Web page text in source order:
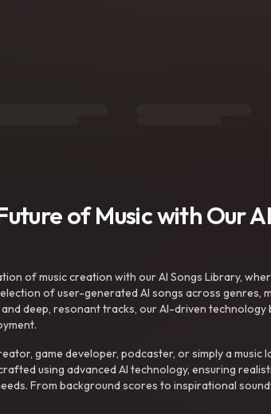
of Music with Our
of music creation with our AI Songs Library,
of user-generated AI songs across genres,
deep, resonant tracks, our AI-driven
game developer, podcaster, or simply a
using advanced AI technology, ensuring
From background scores to inspirational